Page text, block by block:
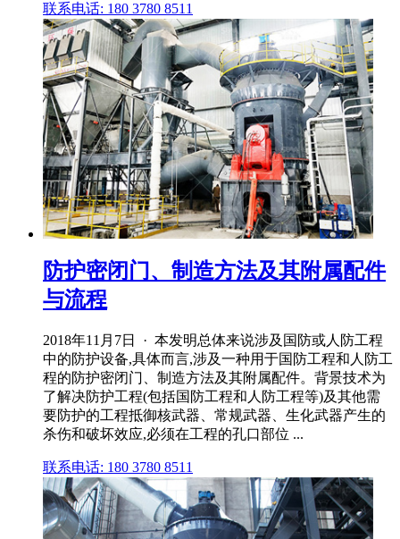
联系电话: 180 3780 8511
防护密闭门、制造方法及其附属配件
与流程
2018年11月7日 · 本发明总体来说涉及国防或人防工程
中的防护设备,具体而言,涉及一种用于国防工程和人防工
程的防护密闭门、制造方法及其附属配件。背景技术为
了解决防护工程(包括国防工程和人防工程等)及其他需
要防护的工程抵御核武器、常规武器、生化武器产生的
杀伤和破坏效应,必须在工程的孔口部位 ...
联系电话: 180 3780 8511